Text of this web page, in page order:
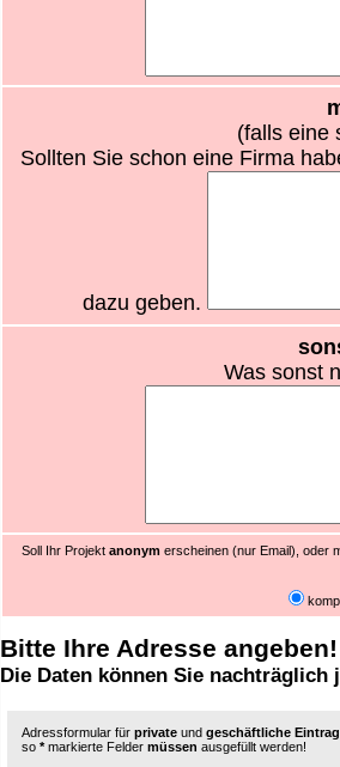
(falls eine
Sollten Sie schon eine Firma
dazu geben.
Was sonst
Soll Ihr Projekt anonym erscheinen (nur Email), oder
Bitte Ihre Adresse angeben!
Die Daten können Sie nachträglich
Adressformular für private und geschäftliche
so *markierte Felder müssen ausgefüllt werden!